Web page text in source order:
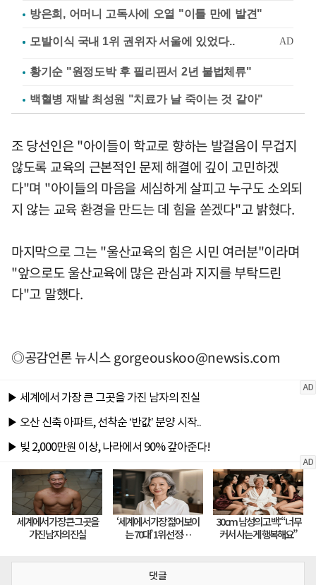
방은희, 어머니 고독사에 오열 "이틀 만에 발견"
황기순 "원정도박 후 필리핀서 2년 불법체류"
백혈병 재발 최성원 "치료가 날 죽이는 것 같아"
조 당선인은 "아이들이 학교로 향하는 발걸음이 무겁지
않도록 교육의 근본적인 문제 해결에 깊이 고민하겠
다"며 "아이들의 마음을 세심하게 살피고 누구도 소외되
지 않는 교육 환경을 만드는 데 힘을 쏟겠다"고 밝혔다.
마지막으로 그는 "울산교육의 힘은 시민 여러분"이라며
"앞으로도 울산교육에 많은 관심과 지지를 부탁드린
다"고 말했다.
◎공감언론 뉴시스gorgeouskoo@newsis.com
댓글